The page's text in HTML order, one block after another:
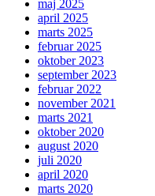
maj 2025
april 2025
marts 2025
februar 2025
oktober 2023
september 2023
februar 2022
november 2021
marts 2021
oktober 2020
august 2020
juli 2020
april 2020
marts 2020